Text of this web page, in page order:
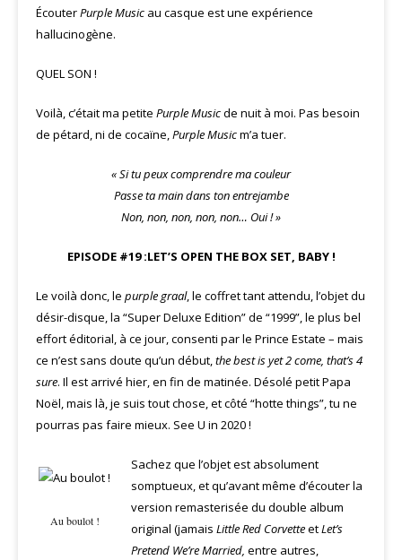
ÉcouterPurple Music au casque est une expérience
hallucinogène.
QUEL SON !
Voilà, c’était ma petite Purple Musicde nuit à moi. Pas besoin
de pétard, ni de cocaïne,Purple Musicm’a tuer.
« Si tu peux comprendre ma couleur
Passe ta main dans ton entrejambe
Non, non, non, non, non… Oui ! »
EPISODE #19 :LET’S OPEN THE BOX SET, BABY !
Le voilà donc, le purple graal, le coffret tant attendu, l’objet du
désir-disque, la “Super Deluxe Edition” de “1999”, le plus bel
effort éditorial, à ce jour, consenti par le Prince Estate – mais
ce n’est sans doute qu’un début,the best is yet 2 come, that’s 4
sure. Il est arrivé hier, en fin de matinée. Désolé petit Papa
Noël, mais là, je suis tout chose, et côté “hotte things”, tu ne
pourras pas faire mieux. See U in 2020 !
Au boulot !
Sachez que l’objet est absolument
somptueux, et qu’avant même d’écouter la
version remasterisée du double album
original (jamais Little Red CorvetteetLet’s
Pretend We’re Married, entre autres,